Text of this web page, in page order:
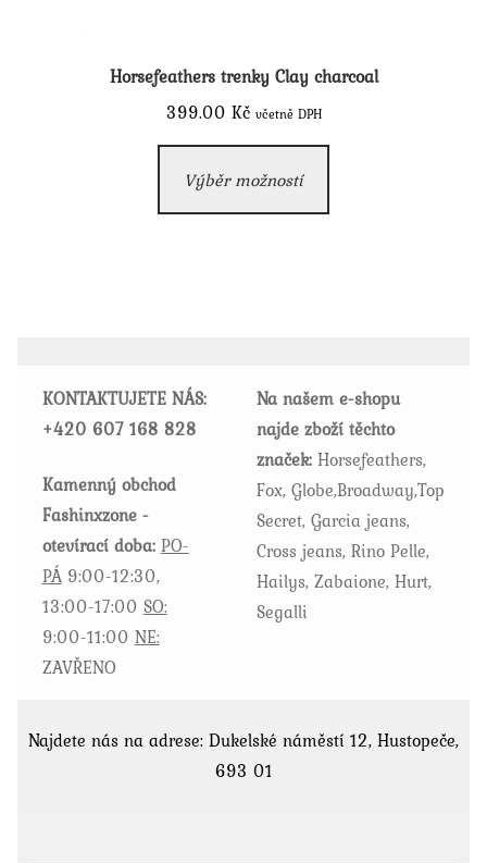
Horsefeathers trenky Clay charcoal
399.00 Kč včetně DPH
Výběr možností
má
na
stránce
produktu
KONTAKTUJETE NÁS:
+420 607 168 828
Kamenný obchod
Fashinxzone -
otevírací doba: PO-
PÁ9:00-12:30,
13:00-17:00 SO:
9:00-11:00 NE:
ZAVŘENO
Na našem e-shopu
najde zboží těchto
značek: Horsefeathers,
Fox, Globe,Broadway,Top
Secret, Garcia jeans,
Cross jeans, Rino Pelle,
Hailys, Zabaione, Hurt,
Segalli
Najdete nás na adrese: Dukelské náměstí 12, Hustopeče,
693 01